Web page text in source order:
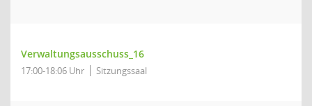
Verwaltungsausschuss_16
17:00-18:06 Uhr Sitzungssaal